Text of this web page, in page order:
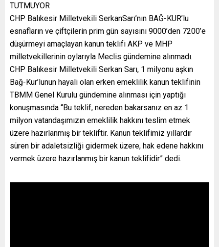
TUTMUYOR
CHP Balıkesir Milletvekili SerkanSarı’nın BAĞ-KUR’lu
esnafların ve çiftçilerin prim gün sayısını 9000’den 7200’e
düşürmeyi amaçlayan kanun teklifi AKP ve MHP
milletvekillerinin oylarıyla Meclis gündemine alınmadı.
CHP Balıkesir Milletvekili Serkan Sarı, 1 milyonu aşkın
Bağ-Kur’lunun hayali olan erken emeklilik kanun teklifinin
TBMM Genel Kurulu gündemine alınması için yaptığı
konuşmasında “Bu teklif, nereden bakarsanız en az 1
milyon vatandaşımızın emeklilik hakkını teslim etmek
üzere hazırlanmış bir tekliftir. Kanun teklifimiz yıllardır
süren bir adaletsizliği gidermek üzere, hak edene hakkını
vermek üzere hazırlanmış bir kanun teklifidir” dedi.